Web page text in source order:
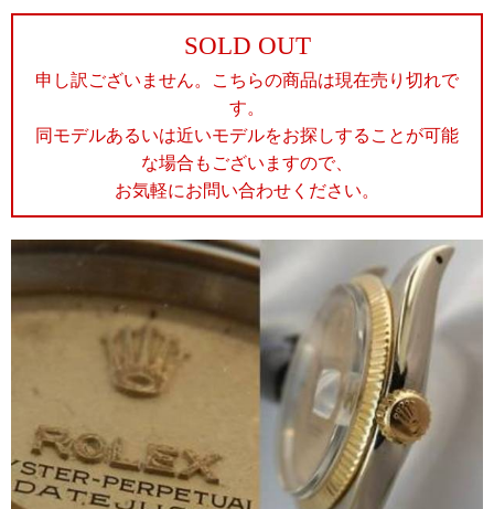
SOLD OUT
申し訳ございません。こちらの商品は現在売り切れで
す。
同モデルあるいは近いモデルをお探しすることが可能
な場合もございますので、
お気軽にお問い合わせください。